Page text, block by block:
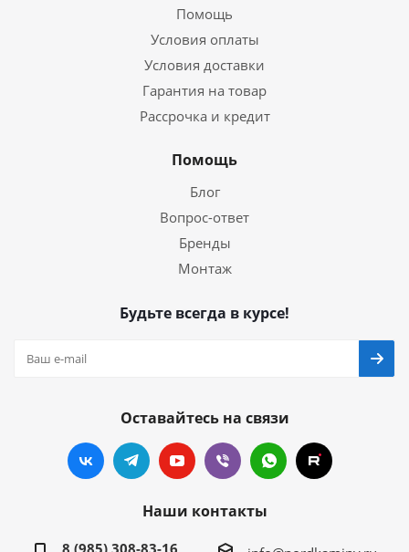
Помощь
Условия оплаты
Условия доставки
Гарантия на товар
Рассрочка и кредит
Помощь
Блог
Вопрос-ответ
Бренды
Монтаж
Будьте всегда в курсе!
Оставайтесь на связи
Наши контакты